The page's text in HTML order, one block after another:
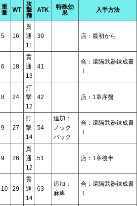
重
量
WT
攻
撃
種
ATK
特殊効
果
入手方法
5 16
貫
通
11
30 店：最初から
6 18
貫
通
13
41
合：遠隔武器錬成書
Ⅰ
8 24
打
撃
12
42 店：1章序盤
9 27
打
撃
14
54
追加：
ノック
バック
合：遠隔武器錬成書
Ⅰ
9 26
貫
通
12
51 店：1章後半
10 29
貫
通
14
63
追加：
麻痺
合：遠隔武器錬成書
Ⅰ